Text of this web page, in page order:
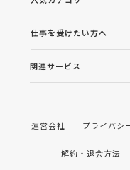
仕事を受けたい方へ
関連サービス
運営会社 プライバシ
解約・退会方法